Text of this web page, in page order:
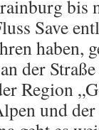
bis
Save
haben,
der
Region
und